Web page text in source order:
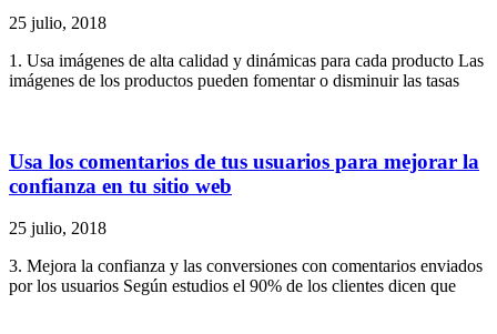
25 julio, 2018
1. Usa imágenes de alta calidad y dinámicas para cada producto Las
imágenes de los productos pueden fomentar o disminuir las tasas
Usa los comentarios de tus usuarios para mejorar la
confianza en tu sitio web
25 julio, 2018
3. Mejora la confianza y las conversiones con comentarios enviados
por los usuarios Según estudios el 90% de los clientes dicen que